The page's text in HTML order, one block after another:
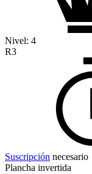
Nivel: 4
R3
Suscripción necesario
Plancha invertida